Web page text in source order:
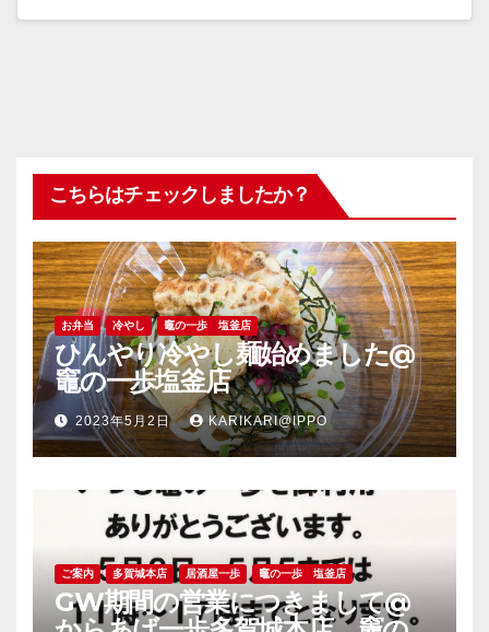
こちらはチェックしましたか？
お弁当 冷やし 竈の一歩 塩釜店
ひんやり冷やし麺始めました@
竈の一歩塩釜店
2023年5月2日 KARIKARI@IPPO
ご案内 多賀城本店 居酒屋一歩 竈の一歩 塩釜店
GW期間の営業につきまして@